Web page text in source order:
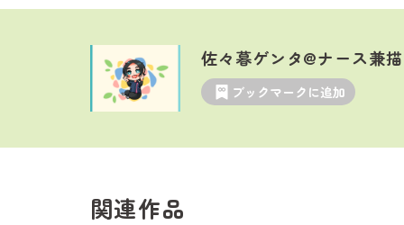
佐々暮ゲンタ@ナース兼
ブックマークに追加
関連作品